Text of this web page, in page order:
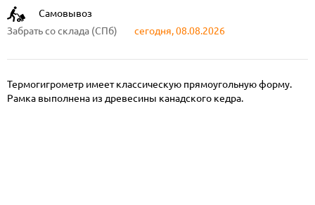
Самовывоз
Забрать со склада (СПб)
сегодня, 08.08.2026
Термогигрометр имеет классическую прямоугольную форму.
Рамка выполнена из древесины канадского кедра.